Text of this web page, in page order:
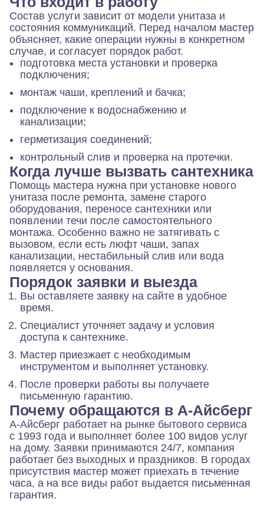
Состав услуги зависит от модели унитаза и
состояния коммуникаций. Перед началом мастер
объясняет, какие операции нужны в конкретном
случае, и согласует порядок работ.
подготовка места установки и проверка
подключения;
монтаж чаши, креплений и бачка;
подключение к водоснабжению и
канализации;
герметизация соединений;
контрольный слив и проверка на протечки.
Когда лучше вызвать сантехника
Помощь мастера нужна при установке нового
унитаза после ремонта, замене старого
оборудования, переносе сантехники или
появлении течи после самостоятельного
монтажа. Особенно важно не затягивать с
вызовом, если есть люфт чаши, запах
канализации, нестабильный слив или вода
появляется у основания.
Порядок заявки и выезда
Вы оставляете заявку на сайте в удобное
время.
Специалист уточняет задачу и условия
доступа к сантехнике.
Мастер приезжает с необходимым
инструментом и выполняет установку.
После проверки работы вы получаете
письменную гарантию.
Почему обращаются в А-Айсберг
А-Айсберг работает на рынке бытового сервиса
с 1993 года и выполняет более 100 видов услуг
на дому. Заявки принимаются 24/7, компания
работает без выходных и праздников. В городах
присутствия мастер может приехать в течение
часа, а на все виды работ выдается письменная
гарантия.